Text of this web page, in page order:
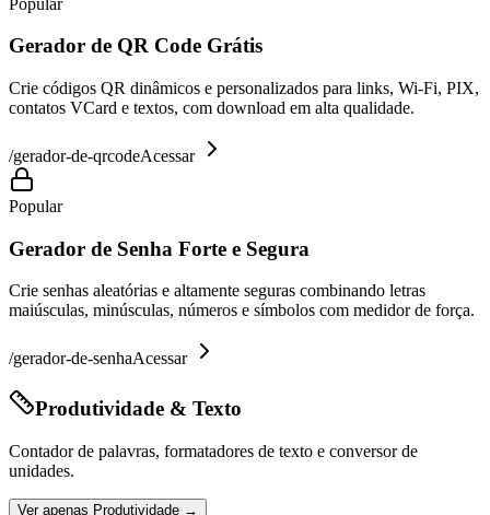
Gerador de QR Code Grátis
Crie códigos QR dinâmicos e personalizados para links, Wi-Fi, PIX,
contatos VCard e textos, com download em alta qualidade.
/gerador-de-qrcodeAcessar
Popular
Gerador de Senha Forte e Segura
Crie senhas aleatórias e altamente seguras combinando letras
maiúsculas, minúsculas, números e símbolos com medidor de força.
/gerador-de-senhaAcessar
Produtividade & Texto
Contador de palavras, formatadores de texto e conversor de
unidades.
Ver apenas Produtividade →